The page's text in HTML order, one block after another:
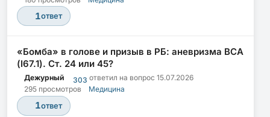
1ответ
«Бомба» в голове и призыв в РБ: аневризма ВСА
(I67.1). Ст. 24 или 45?
Дежурный 303 ответил на вопрос 15.07.2026
295 просмотров
Медицина
1ответ